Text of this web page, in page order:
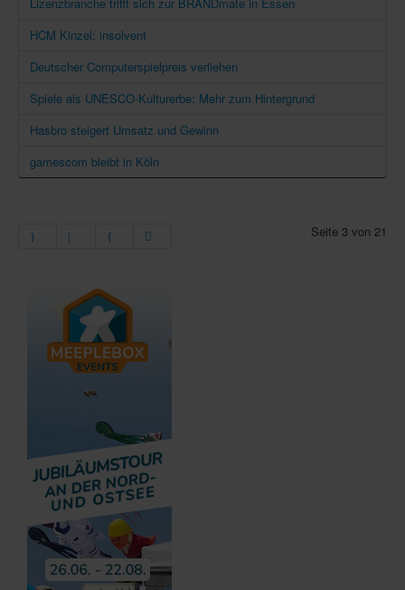
HCM Kinzel: insolvent
Deutscher Computerspielpreis verliehen
Spiele als UNESCO-Kulturerbe: Mehr zum Hintergrund
Hasbro steigert Umsatz und Gewinn
gamescom bleibt in Köln
Seite 3 von 21